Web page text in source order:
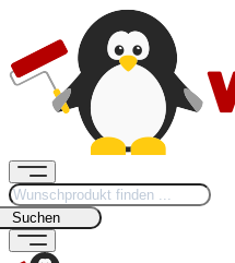
Suchen